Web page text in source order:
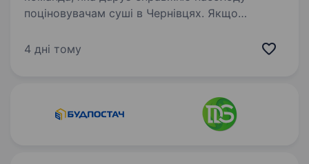
поціновувачам суші в Чернівцях. Якщо
приєднатися до дружньої команди,
4 дні тому